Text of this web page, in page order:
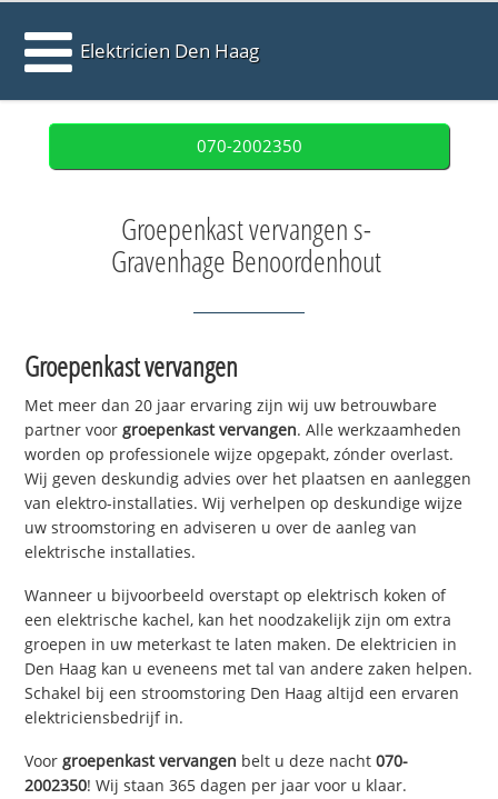
Elektricien Den Haag
070-2002350
Groepenkast vervangen s-
Gravenhage Benoordenhout
Groepenkast vervangen
Met meer dan 20 jaar ervaring zijn wij uw betrouwbare
partner voorgroepenkast vervangen. Alle werkzaamheden
worden op professionele wijze opgepakt, zónder overlast.
Wij geven deskundig advies over het plaatsen en aanleggen
van elektro-installaties. Wij verhelpen op deskundige wijze
uw stroomstoring en adviseren u over de aanleg van
elektrische installaties.
Wanneer u bijvoorbeeld overstapt op elektrisch koken of
een elektrische kachel, kan het noodzakelijk zijn om extra
groepen in uw meterkast te laten maken. De elektricien in
Den Haag kan u eveneens met tal van andere zaken helpen.
Schakel bij een stroomstoring Den Haag altijd een ervaren
elektriciensbedrijf in.
Voorgroepenkast vervangen belt u deze nacht070-
2002350! Wij staan 365 dagen per jaar voor u klaar.